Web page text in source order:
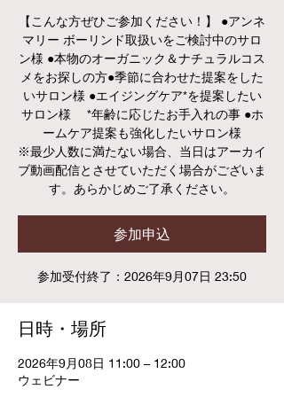
【こんな方ぜひご参加ください！】 ●アンネ
マリー ボーリンド取扱いをご検討中のサロ
ン様 ●本物のオーガニック＆ナチュラルコス
メをお探しの方●季節に合わせた提案をした
いサロン様 ●エイジングケア*を提案したい
サロン様 *年齢に応じたお手入れの事 ●ホ
ームケア提案も強化したいサロン様
※最少人数に満たない場合、当日はアーカイ
ブ動画配信とさせていただく場合がございま
す。あらかじめご了承ください。
参加申込
参加受付終了：2026年9月07日 23:50
日時・場所
2026年9月08日 11:00 – 12:00
ウェビナー